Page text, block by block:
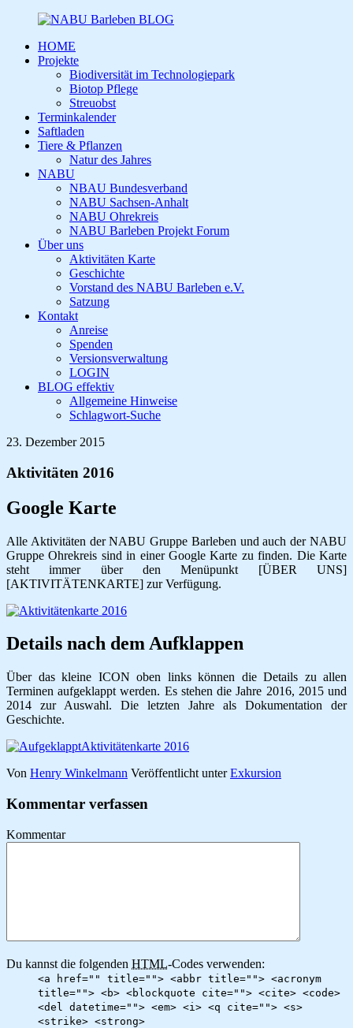
HOME
Projekte
Biodiversität im Technologiepark
Biotop Pflege
Streuobst
Terminkalender
Saftladen
Tiere & Pflanzen
Natur des Jahres
NABU
NBAU Bundesverband
NABU Sachsen-Anhalt
NABU Ohrekreis
NABU Barleben Projekt Forum
Über uns
Aktivitäten Karte
Geschichte
Vorstand des NABU Barleben e.V.
Satzung
Kontakt
Anreise
Spenden
Versionsverwaltung
LOGIN
BLOG effektiv
Allgemeine Hinweise
Schlagwort-Suche
23. Dezember 2015
Aktivitäten 2016
Google Karte
Alle Aktivitäten der NABU Gruppe Barleben und auch der NABU
Gruppe Ohrekreis sind in einer Google Karte zu finden. Die Karte
steht immer über den Menüpunkt [ÜBER UNS]
[AKTIVITÄTENKARTE] zur Verfügung.
Details nach dem Aufklappen
Über das kleine ICON oben links können die Details zu allen
Terminen aufgeklappt werden. Es stehen die Jahre 2016, 2015 und
2014 zur Auswahl. Die letzten Jahre als Dokumentation der
Geschichte.
Von Henry Winkelmann Veröffentlicht unter Exkursion
Kommentar verfassen
Kommentar
Du kannst die folgenden HTML-Codes verwenden:
<a href="" title=""> <abbr title=""> <acronym
title=""> <b> <blockquote cite=""> <cite> <code>
<del datetime=""> <em> <i> <q cite=""> <s>
<strike> <strong>